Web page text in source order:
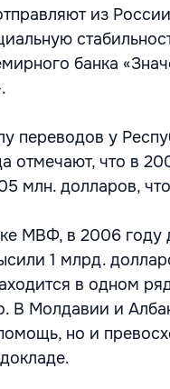
из
банка
переводов у
отмечают, что в
млн. долларов,
МВФ, в 2006
1 млрд.
в одном
В Молдавии и
но и